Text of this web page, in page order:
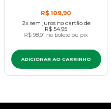
R$ 109,90
2x sem juros no cartãode
R$ 54,95
R$ 98,91 no boleto ou pix
ADICIONAR AO CARRINHO